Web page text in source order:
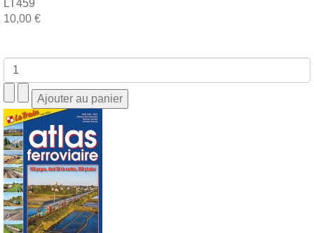
LT459
10,00 €